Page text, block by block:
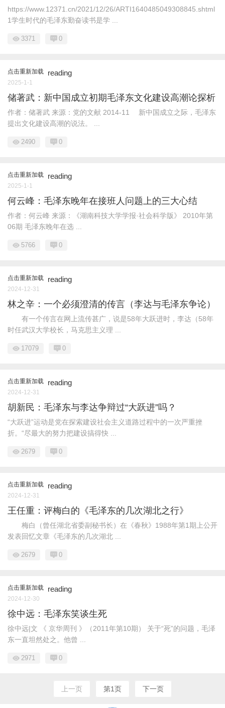
https://www.12371.cn/2021/12/26/ARTI1640485049308845.shtml
1学生时代的毛泽东勤奋读书是学 ...
3371 0
点击重新加载 reading
2025-1-1
储著武：新中国成立初期毛泽东文化建设高潮论探析
作者：储著武 来源：党的文献 2014-11 新中国成立之际，毛泽东
提出文化建设高潮的说法。 ...
2490 0
点击重新加载 reading
2025-1-1
何云峰：毛泽东晚年在接班人问题上的三大心结
作者：何云峰 来源：《湖南科技大学学报·社会科学版》 2010年第
06期 毛泽东晚年在选 ...
5766 0
点击重新加载 reading
2024-12-31
林之辛：一个必须澄清的传言（李达与毛泽东争论）
有一个传言在网上流传甚广，说是58年大跃进时，李达（58年
时任武汉大学校长，马克思主义理 ...
17079 0
点击重新加载 reading
2024-12-31
胡新民：毛泽东与李达争辩过“大跃进”吗？
“大跃进”运动是党在探索建设社会主义道路过程中的一次严重挫
折。“尽最大的努力把建设搞得快 ...
2679 0
点击重新加载 reading
2024-12-31
王任重：评梅白的《毛泽东的几次湖北之行》
梅白（曾任湖北省委副秘书长）在《春秋》1988年第1期上公开
发表回忆文章《毛泽东的几次湖北 ...
2679 0
点击重新加载 reading
2024-12-30
徐中远：毛泽东笑谈生死
徐中远|文 《 京华周刊 》（2011年第10期） 关于“死”的问题，毛泽
东一直坦然处之。他曾 ...
2971 0
上一页 第1页 下一页